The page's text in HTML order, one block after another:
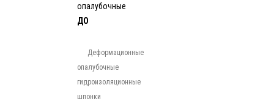
опалубочные
ДО
Деформационные
опалубочные
гидроизоляционные
шпонки